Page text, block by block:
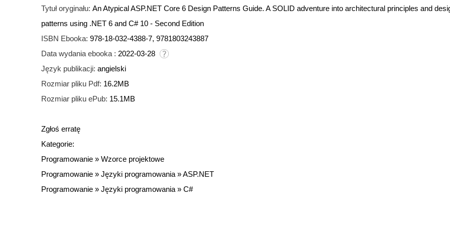
Tytuł oryginału: An Atypical ASP.NET Core 6 Design Patterns Guide. A SOLID adventure into architectural principles and
patterns using .NET 6 and C# 10 - Second Edition
ISBN Ebooka: 978-18-032-4388-7, 9781803243887
Data wydania ebooka : 2022-03-28
Język publikacji: angielski
Rozmiar pliku Pdf: 16.2MB
Rozmiar pliku ePub: 15.1MB
Zgłoś erratę
Kategorie:
Programowanie » Wzorce projektowe
Programowanie » Języki programowania »ASP.NET
Programowanie » Języki programowania » C#